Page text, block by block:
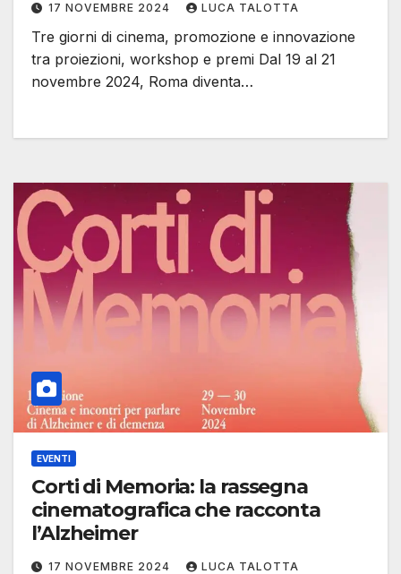
17 NOVEMBRE 2024 LUCA TALOTTA
Tre giorni di cinema, promozione e innovazione
tra proiezioni, workshop e premi Dal 19 al 21
novembre 2024, Roma diventa…
EVENTI
Corti di Memoria: la rassegna
cinematografica che racconta
l’Alzheimer
17 NOVEMBRE 2024 LUCA TALOTTA